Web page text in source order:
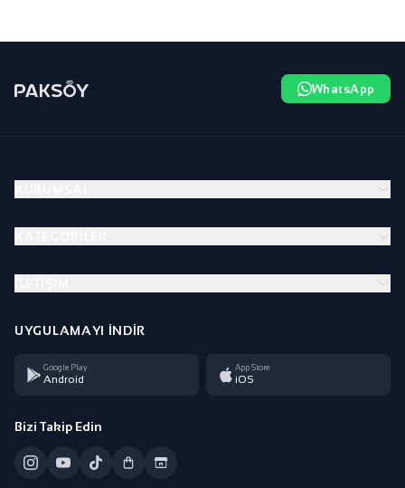
WhatsApp
UYGULAMAYI İNDIR
Google Play
Android
App Store
iOS
Bizi Takip Edin